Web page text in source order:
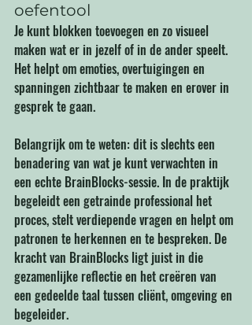
oefentool
Je kunt blokken toevoegen en zo visueel
maken wat er in jezelf of in de ander speelt.
Het helpt om emoties, overtuigingen en
spanningen zichtbaar te maken en erover in
gesprek te gaan.
Belangrijk om te weten: dit is slechts een
benadering van wat je kunt verwachten in
een echte BrainBlocks-sessie. In de praktijk
begeleidt een getrainde professional het
proces, stelt verdiepende vragen en helpt om
patronen te herkennen en te bespreken. De
kracht van BrainBlocks ligt juist in die
gezamenlijke reflectie en het creëren van
een gedeelde taal tussen cliënt, omgeving en
begeleider.